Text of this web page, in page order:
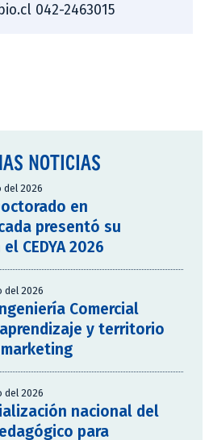
042-2463015
NOTICIAS
del 2026
en
presentó su
CEDYA 2026
del 2026
Comercial
aprendizaje y territorio
del 2026
nacional del
para